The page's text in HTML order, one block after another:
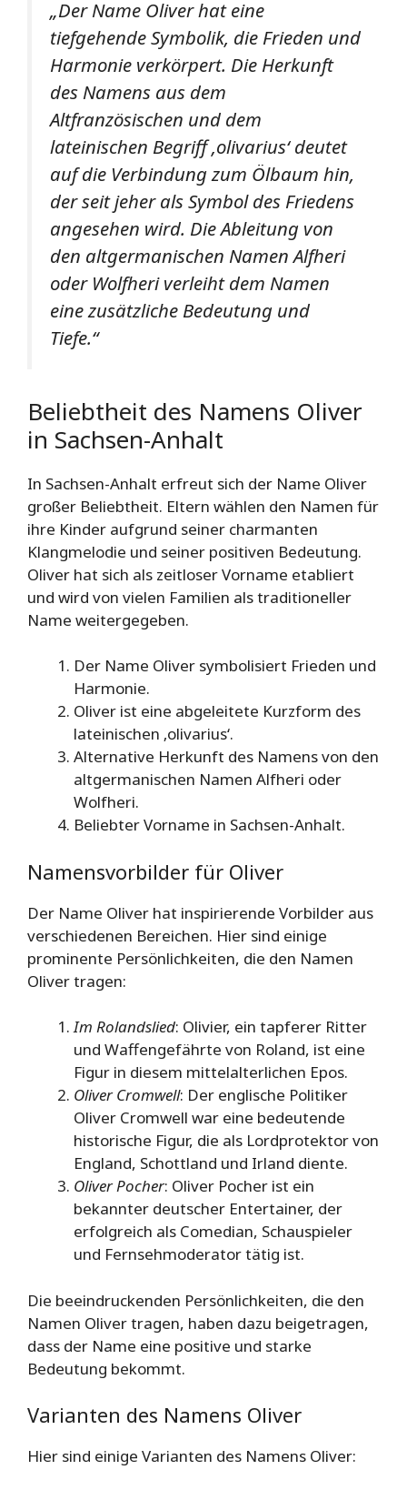
„Der Name Oliver hat eine
tiefgehende Symbolik, die Frieden und
Harmonie verkörpert. Die Herkunft
des Namens aus dem
Altfranzösischen und dem
lateinischen Begriff ‚olivarius‘ deutet
auf die Verbindung zum Ölbaum hin,
der seit jeher als Symbol des Friedens
angesehen wird. Die Ableitung von
den altgermanischen Namen Alfheri
oder Wolfheri verleiht dem Namen
eine zusätzliche Bedeutung und
Tiefe.“
Beliebtheit des Namens Oliver
in Sachsen-Anhalt
In Sachsen-Anhalt erfreut sich der Name Oliver
großer Beliebtheit. Eltern wählen den Namen für
ihre Kinder aufgrund seiner charmanten
Klangmelodie und seiner positiven Bedeutung.
Oliver hat sich als zeitloser Vorname etabliert
und wird von vielen Familien als traditioneller
Name weitergegeben.
Der Name Oliver symbolisiert Frieden und
Harmonie.
Oliver ist eine abgeleitete Kurzform des
lateinischen ‚olivarius‘.
Alternative Herkunft des Namens von den
altgermanischen Namen Alfheri oder
Wolfheri.
Beliebter Vorname in Sachsen-Anhalt.
Namensvorbilder für Oliver
Der Name Oliver hat inspirierende Vorbilder aus
verschiedenen Bereichen. Hier sind einige
prominente Persönlichkeiten, die den Namen
Oliver tragen:
Im Rolandslied: Olivier, ein tapferer Ritter
und Waffengefährte von Roland, ist eine
Figur in diesem mittelalterlichen Epos.
Oliver Cromwell: Der englische Politiker
Oliver Cromwell war eine bedeutende
historische Figur, die als Lordprotektor von
England, Schottland und Irland diente.
Oliver Pocher: Oliver Pocher ist ein
bekannter deutscher Entertainer, der
erfolgreich als Comedian, Schauspieler
und Fernsehmoderator tätig ist.
Die beeindruckenden Persönlichkeiten, die den
Namen Oliver tragen, haben dazu beigetragen,
dass der Name eine positive und starke
Bedeutung bekommt.
Varianten des Namens Oliver
Hier sind einige Varianten des Namens Oliver: